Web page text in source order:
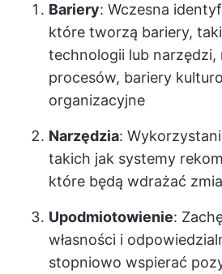
Bariery: Wczesna
które tworzą bariery,
technologii lub
procesów, bariery
organizacyjne
Narzędzia:
takich jak systemy
które będą wdrażać
Upodmiotowienie:
własności i
stopniowo wspierać